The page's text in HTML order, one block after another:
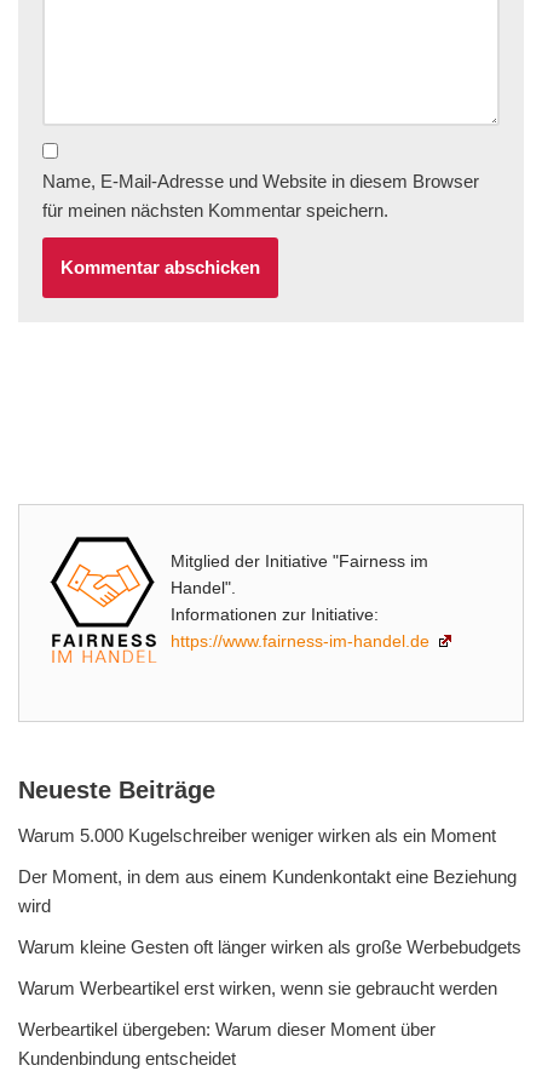
Name, E-Mail-Adresse und Website in diesem Browser
für meinen nächsten Kommentar speichern.
Mitglied der Initiative "Fairness im
Handel".
Informationen zur Initiative:
https://www.fairness-im-handel.de
Neueste Beiträge
Warum 5.000 Kugelschreiber weniger wirken als ein Moment
Der Moment, in dem aus einem Kundenkontakt eine Beziehung
wird
Warum kleine Gesten oft länger wirken als große Werbebudgets
Warum Werbeartikel erst wirken, wenn sie gebraucht werden
Werbeartikel übergeben: Warum dieser Moment über
Kundenbindung entscheidet